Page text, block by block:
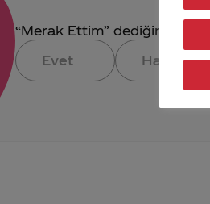
“Merak Ettim” dediğin
Evet
Hayır